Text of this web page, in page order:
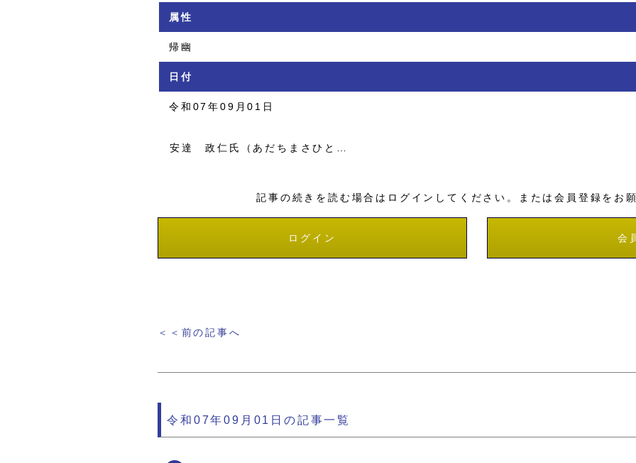
属性
帰幽
日付
令和07年09月01日
安達 政仁氏（あだちまさひと…
記事の続きを読む場合はログインしてください。または会員登録をお
ログイン 会
＜＜前の記事へ
令和07年09月01日の記事一覧